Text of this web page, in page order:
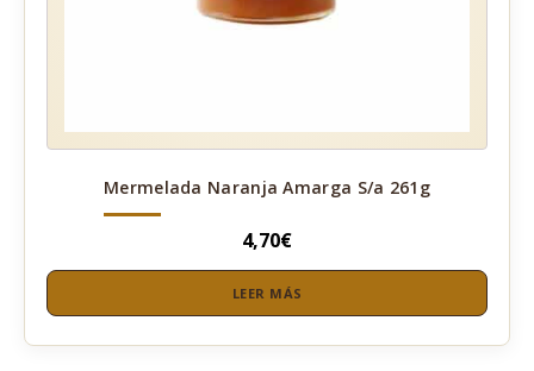
Mermelada Naranja Amarga S/a 261g
4,70€
LEER MÁS